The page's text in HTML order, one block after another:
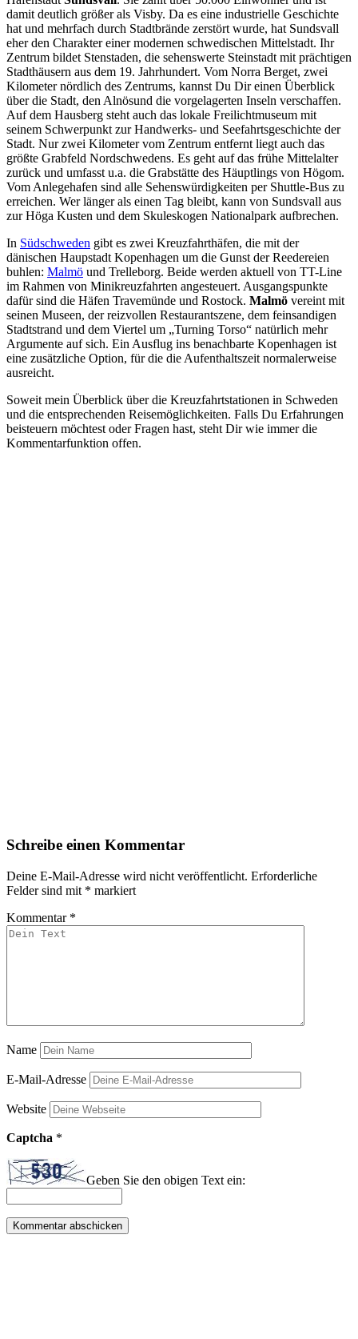
damit deutlich größer als Visby. Da es eine industrielle Geschichte
hat und mehrfach durch Stadtbrände zerstört wurde, hat Sundsvall
eher den Charakter einer modernen schwedischen Mittelstadt. Ihr
Zentrum bildet Stenstaden, die sehenswerte Steinstadt mit prächtigen
Stadthäusern aus dem 19. Jahrhundert. Vom Norra Berget, zwei
Kilometer nördlich des Zentrums, kannst Du Dir einen Überblick
über die Stadt, den Alnösund die vorgelagerten Inseln verschaffen.
Auf dem Hausberg steht auch das lokale Freilichtmuseum mit
seinem Schwerpunkt zur Handwerks- und Seefahrtsgeschichte der
Stadt. Nur zwei Kilometer vom Zentrum entfernt liegt auch das
größte Grabfeld Nordschwedens. Es geht auf das frühe Mittelalter
zurück und umfasst u.a. die Grabstätte des Häuptlings von Högom.
Vom Anlegehafen sind alle Sehenswürdigkeiten per Shuttle-Bus zu
erreichen. Wer länger als einen Tag bleibt, kann von Sundsvall aus
zur Höga Kusten und dem Skuleskogen Nationalpark aufbrechen.
In Südschweden gibt es zwei Kreuzfahrthäfen, die mit der
dänischen Haupstadt Kopenhagen um die Gunst der Reedereien
buhlen: Malmö und Trelleborg. Beide werden aktuell von TT-Line
im Rahmen von Minikreuzfahrten angesteuert. Ausgangspunkte
dafür sind die Häfen Travemünde und Rostock. Malmö vereint mit
seinen Museen, der reizvollen Restaurantszene, dem feinsandigen
Stadtstrand und dem Viertel um „Turning Torso“ natürlich mehr
Argumente auf sich. Ein Ausflug ins benachbarte Kopenhagen ist
eine zusätzliche Option, für die die Aufenthaltszeit normalerweise
ausreicht.
Soweit mein Überblick über die Kreuzfahrtstationen in Schweden
und die entsprechenden Reisemöglichkeiten. Falls Du Erfahrungen
beisteuern möchtest oder Fragen hast, steht Dir wie immer die
Kommentarfunktion offen.
Schreibe einen Kommentar
Deine E-Mail-Adresse wird nicht veröffentlicht. Erforderliche
Felder sind mit * markiert
Kommentar *
Name
E-Mail-Adresse
Website
Captcha *
Geben Sie den obigen Text ein: